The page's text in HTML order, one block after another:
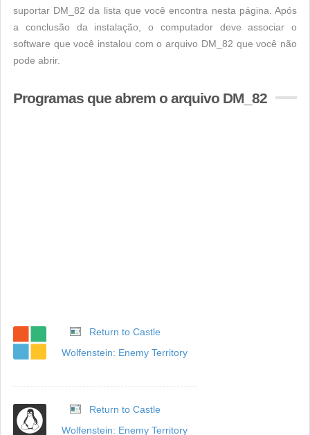
suportar DM_82 da lista que você encontra nesta página. Após
a conclusão da instalação, o computador deve associar o
software que você instalou com o arquivo DM_82 que você não
pode abrir.
Programas que abrem o arquivo DM_82
Return to Castle
Wolfenstein: Enemy Territory
Return to Castle
Wolfenstein: Enemy Territory